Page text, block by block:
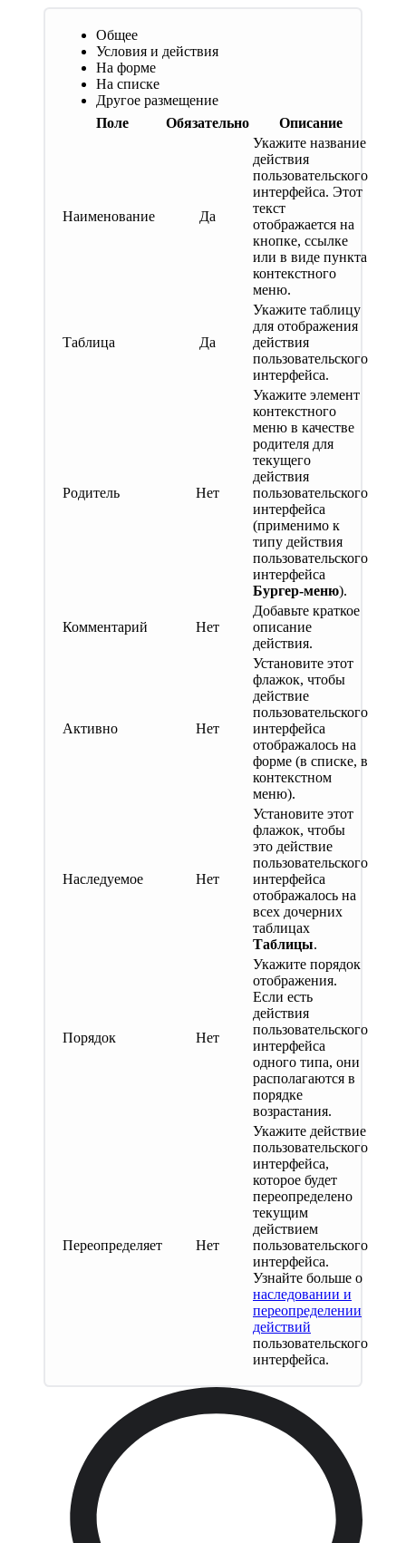
Общее
Условия и действия
На форме
На списке
Другое размещение
Поле
Обязательно Описание
Наименование Да
Укажите название
действия
пользовательского
интерфейса. Этот
текст
отображается на
кнопке, ссылке
или в виде пункта
контекстного
меню.
Таблица Да
Укажите таблицу
для отображения
действия
пользовательского
интерфейса.
Родитель Нет
Укажите элемент
контекстного
меню в качестве
родителя для
текущего
действия
пользовательского
интерфейса
(применимо к
типу действия
пользовательского
интерфейса
Бургер-меню).
Комментарий Нет
Добавьте краткое
описание
действия.
Активно Нет
Установите этот
флажок, чтобы
действие
пользовательского
интерфейса
отображалось на
форме (в списке, в
контекстном
меню).
Наследуемое Нет
Установите этот
флажок, чтобы
это действие
пользовательского
интерфейса
отображалось на
всех дочерних
таблицах
Таблицы.
Порядок Нет
Укажите порядок
отображения.
Если есть
действия
пользовательского
интерфейса
одного типа, они
располагаются в
порядке
возрастания.
Переопределяет Нет
Укажите действие
пользовательского
интерфейса,
которое будет
переопределено
текущим
действием
пользовательского
интерфейса.
Узнайте больше о
наследовании и
переопределении
действий
пользовательского
интерфейса.